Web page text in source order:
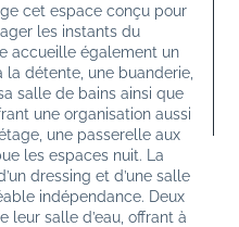
cet espace conçu pour
les instants du
accueille également un
détente, une buanderie,
salle de bains ainsi que
une organisation aussi
une passerelle aux
les espaces nuit. La
dressing et d’une salle
indépendance. Deux
leur salle d’eau, offrant à